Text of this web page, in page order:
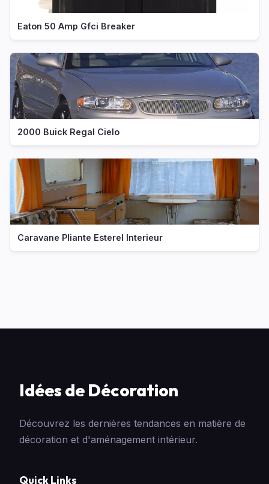
Eaton 50 Amp Gfci Breaker
2000 Buick Regal Cielo
Caravane Pliante Esterel Interieur
Idées de Décoration
Découvrez les dernières tendances en matière de
décoration et d'aménagement intérieur.
Quick Links